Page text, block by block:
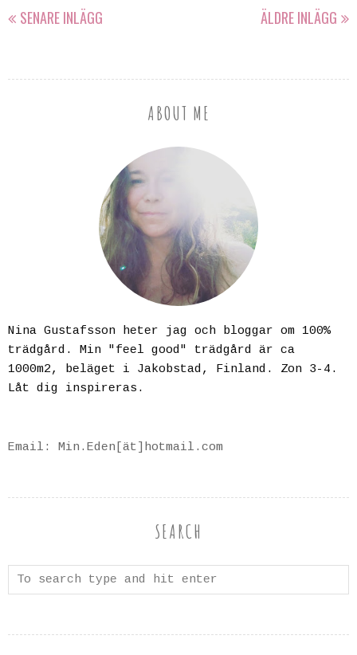
SENARE INLÄGG ÄLDRE INLÄGG
ABOUT ME
Nina Gustafsson heter jag och bloggar om 100%
trädgård. Min "feel good" trädgård är ca
1000m2, beläget i Jakobstad, Finland. Zon 3-4.
Låt dig inspireras.
Email: Min.Eden[ät]hotmail.com
SEARCH